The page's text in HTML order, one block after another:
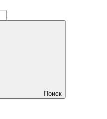
Поиск